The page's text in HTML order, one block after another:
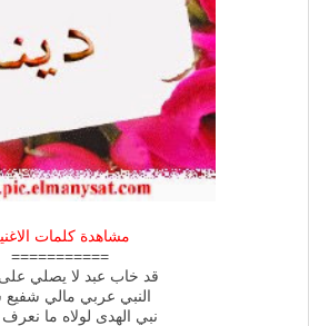
مشاهدة كلمات
===========
قد خاب عبد لا يصلي على
النبي عربي مالي شفيع
نبي الهدى لولاه ما نعرف